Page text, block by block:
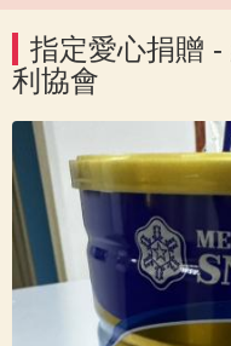
指定愛心捐贈
利協會